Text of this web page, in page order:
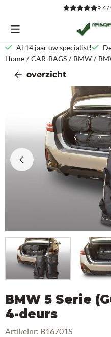
Cookievoorkeuren zijn 9.6 /
Al 14 jaar uw specialist!
Home / CAR-BAGS / BMW /
overzicht
BMW 5 Serie
4-deurs
Artikelnr: B16701S